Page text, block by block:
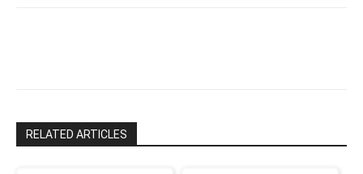
RELATED ARTICLES